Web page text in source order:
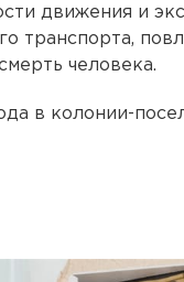
движения и
транспорта,
человека.
в колонии-